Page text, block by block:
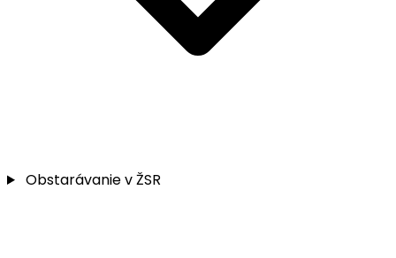
Obstarávanie v ŽSR